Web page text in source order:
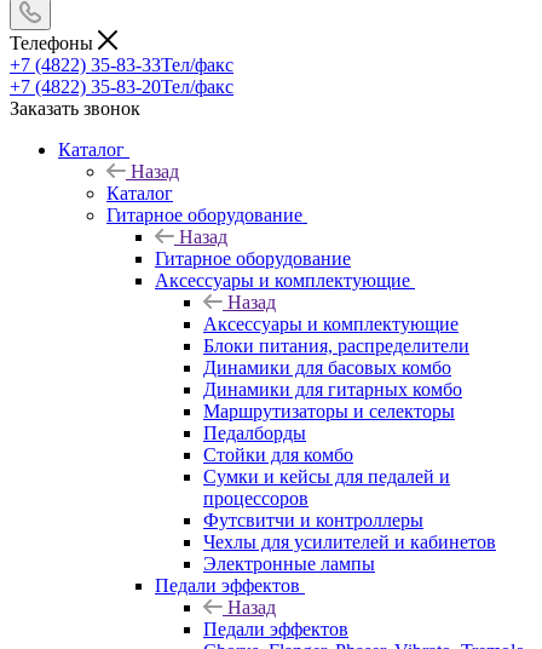
Телефоны
+7 (4822) 35-83-33Тел/факс
+7 (4822) 35-83-20Тел/факс
Заказать звонок
Каталог
Назад
Каталог
Гитарное оборудование
Назад
Гитарное оборудование
Аксессуары и комплектующие
Назад
Аксессуары и комплектующие
Блоки питания, распределители
Динамики для басовых комбо
Динамики для гитарных комбо
Маршрутизаторы и селекторы
Педалборды
Стойки для комбо
Сумки и кейсы для педалей и
процессоров
Футсвитчи и контроллеры
Чехлы для усилителей и кабинетов
Электронные лампы
Педали эффектов
Назад
Педали эффектов